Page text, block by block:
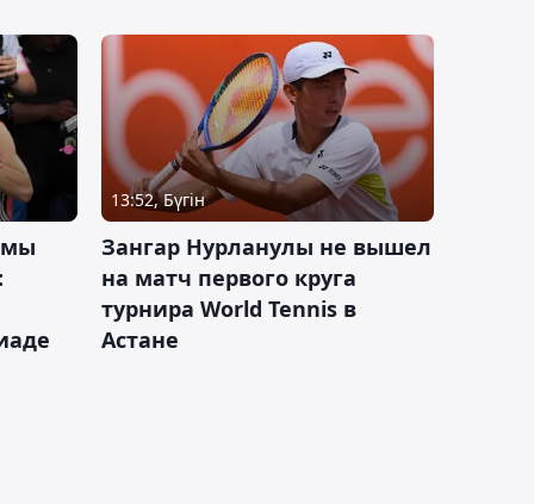
мы
13:52, Бүгін
Зангар Нурланулы не вышел
на матч первого круга
турнира World Tennis в
Астане